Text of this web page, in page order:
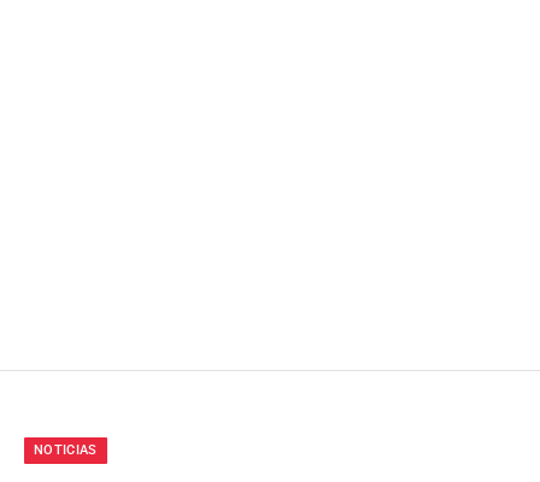
NOTICIAS